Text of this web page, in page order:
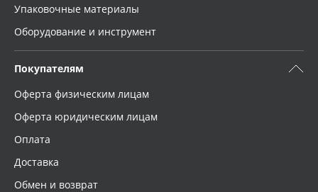
Упаковочные материалы
Оборудование и инструмент
Покупателям
Оферта физическим лицам
Оферта юридическим лицам
Оплата
Доставка
Обмен и возврат